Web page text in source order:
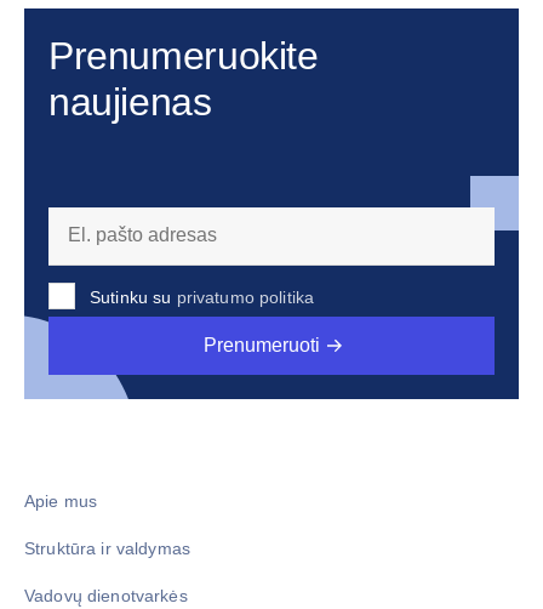
Prenumeruokite
naujienas
Sutinku su privatumo politika
Prenumeruoti
Apie mus
Struktūra ir valdymas
Vadovų dienotvarkės